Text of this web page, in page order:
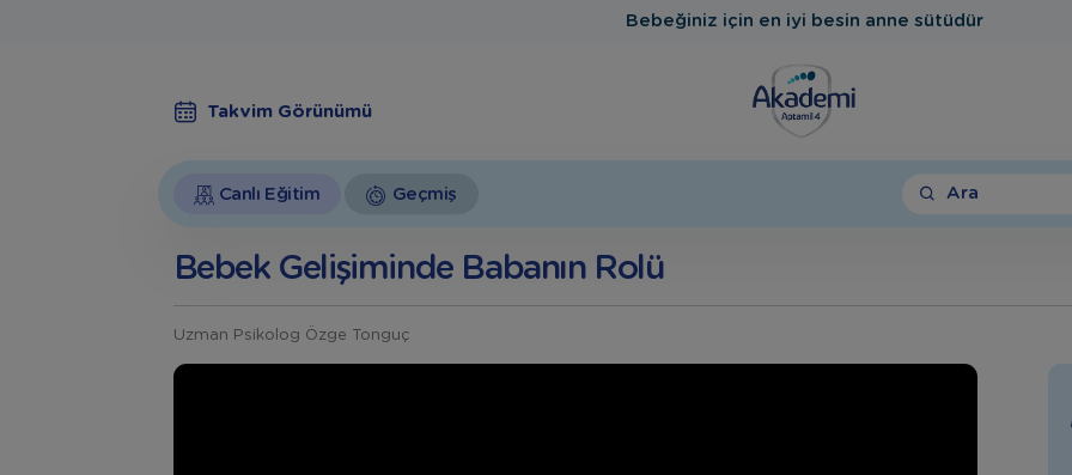
Bebeğiniz için en iyi besin anne sütüdür
Takvim Görünümü
Canlı Eğitim Geçmiş Ara
Bebek Gelişiminde Babanın Rolü
Uzman Psikolog Özge Tonguç